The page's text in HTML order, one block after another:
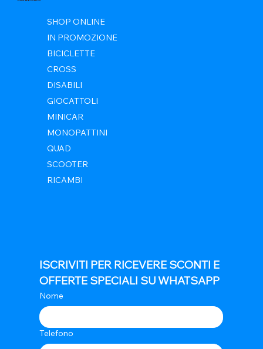
SHOP ONLINE
IN PROMOZIONE
BICICLETTE
CROSS
DISABILI
GIOCATTOLI
MINICAR
MONOPATTINI
QUAD
SCOOTER
RICAMBI
ISCRIVITI PER RICEVERE SCONTI E
OFFERTE SPECIALI SU WHATSAPP
Nome
Telefono